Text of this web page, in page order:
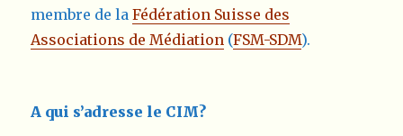
membre de laFédération Suisse des
Associations de Médiation (FSM-SDM).
A qui s’adresse le CIM?